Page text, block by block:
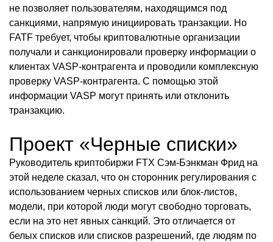
не позволяет пользователям, находящимся под
санкциями, напрямую инициировать транзакции. Но
FATF требует, чтобы криптовалютные организации
получали и санкционировали проверку информации о
клиентах VASP-контрагента и проводили комплексную
проверку VASP-контрагента. С помощью этой
информации VASP могут принять или отклонить
транзакцию.
Проект «Черные списки»
Руководитель криптобиржи FTX Сэм-Бэнкман Фрид на
этой неделе сказал, что он сторонник регулирования с
использованием черных списков или блок-листов,
модели, при которой люди могут свободно торговать,
если на это нет явных санкций. Это отличается от
белых списков или списков разрешений, где людям по